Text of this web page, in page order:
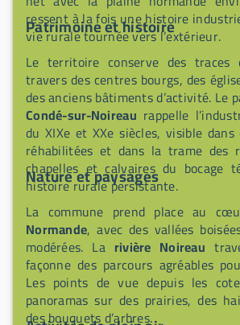
ressent à la fois une histoire
vie rurale tournée vers l’extérieur.
Patrimoine et histoire
Le territoire conserve des traces
travers des centres bourgs, des
des anciens bâtiments d’activité. Le
Condé-sur-Noireau rappelle
du XIXe et XXe siècles, visible
réhabilitées et dans la trame des
chapelles et calvaires du bocage
histoire rurale persistante.
Nature et paysages
La commune prend place au
Normande, avec des vallées
modérées. La rivière Noireau
façonne des parcours agréables
Les points de vue depuis les
panoramas sur des prairies, des
des bouquets d’arbres.